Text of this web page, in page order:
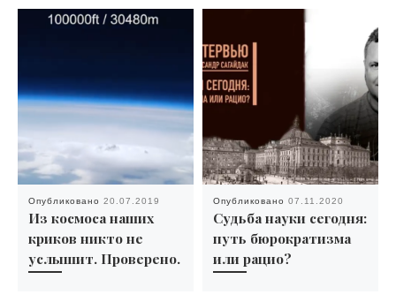
Опубликовано 20.07.2019
Из космоса наших
криков никто не
услышит. Проверено.
Опубликовано 07.11.2020
Судьба науки сегодня:
путь бюрократизма
или рацио?